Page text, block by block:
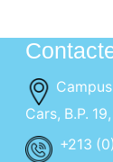
Cars, B.P.
+213